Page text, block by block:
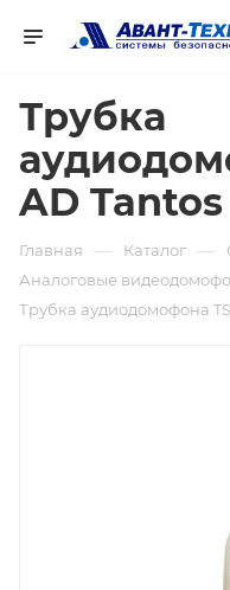
Трубка
AD Tantos
Главная — Каталог —
Аналоговые
Трубка аудиодомофона